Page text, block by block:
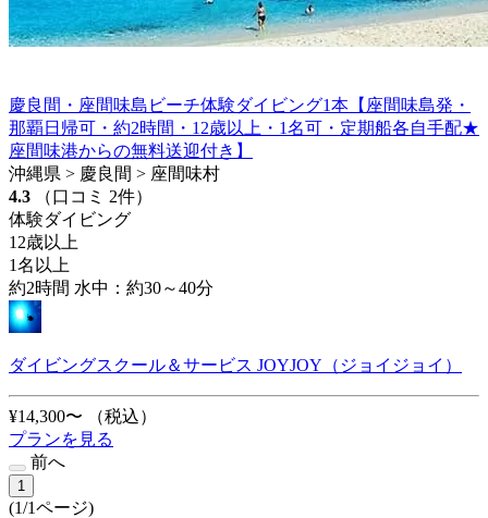
慶良間・座間味島ビーチ体験ダイビング1本【座間味島発・
那覇日帰可・約2時間・12歳以上・1名可・定期船各自手配★
座間味港からの無料送迎付き】
沖縄県 > 慶良間 > 座間味村
4.3
（口コミ 2件）
体験ダイビング
12歳以上
1名以上
約2時間 水中：約30～40分
ダイビングスクール＆サービス JOYJOY（ジョイジョイ）
¥14,300〜
（税込）
プランを見る
前へ
1
(1/1ページ)